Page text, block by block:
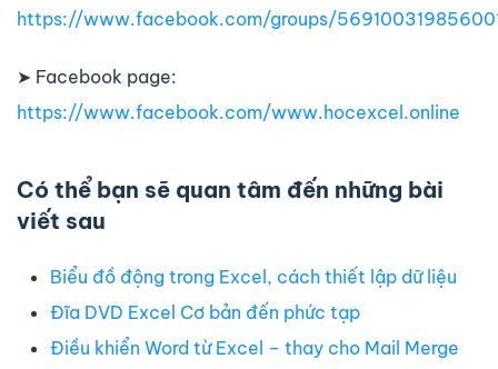
https://www.facebook.com/groups/
➤ Facebook page:
https://www.facebook.com/www.hocexcel.online
Có thể bạn sẽ quan tâm đến những bài
viết sau
Biểu đồ động trong Excel, cách thiết lập dữ liệu
Đĩa DVD Excel Cơ bản đến phức tạp
Điều khiển Word từ Excel – thay cho Mail Merge